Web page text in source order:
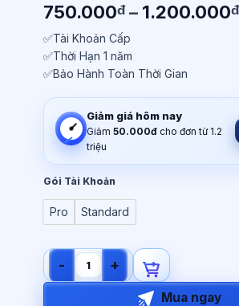
5 dựa trên
đánh giá
750.000đ – 1.200.000đ
✅Tài Khoản Cấp
✅Thời Hạn 1 năm
✅Bảo Hành Toàn Thời Gian
Giảm giá hôm nay
Giảm50.000đ cho đơn từ 1.2
triệu
Gói Tài Khoản
Pro Standard
Tài Khoản WordWall số
Mua ngay